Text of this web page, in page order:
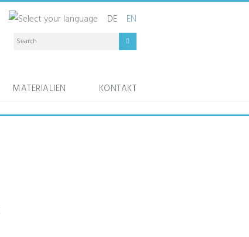
DE EN
MATERIALIEN KONTAKT